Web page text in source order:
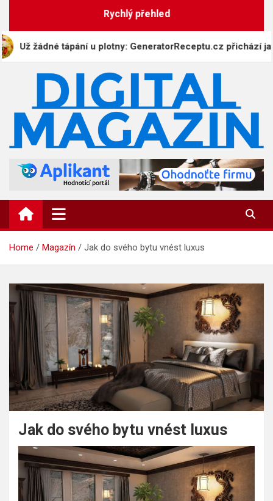
content
Rychlý přehled
žádné tápání u plotny: GeneratorReceptu.cz přichází jako
DigitalMagazin.cz
Home Magazín Jak do svého bytu vnést luxus
Jak do svého bytu vnést luxus